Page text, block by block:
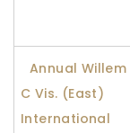
Annual Willem
C Vis. (East)
International